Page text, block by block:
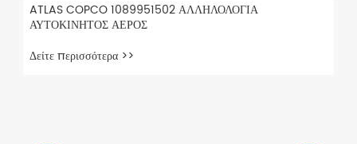
ATLAS COPCO 1089951502 ΑΛΛΗΛΟΛΟΓΙΑ
ΑΥΤΟΚΙΝΗΤΟΣ ΑΕΡΟΣ
Δείτε περισσότερα >>